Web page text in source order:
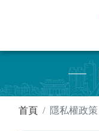
首頁 隱私權政策